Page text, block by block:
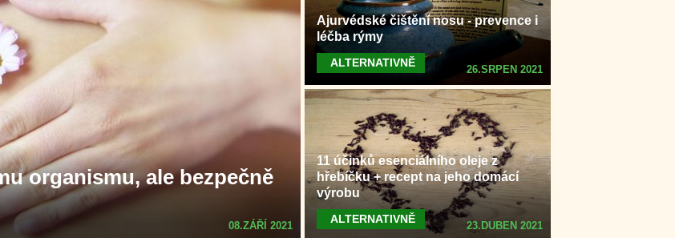
organismu, ale bezpečně
08.ZÁŘÍ 2021
Ajurvédské čištění nosu - prevence i
léčba rýmy
ALTERNATIVNĚ
26.SRPEN 2021
11 účinků esenciálního oleje z
hřebíčku + recept na jeho domácí
výrobu
ALTERNATIVNĚ
23.DUBEN 2021